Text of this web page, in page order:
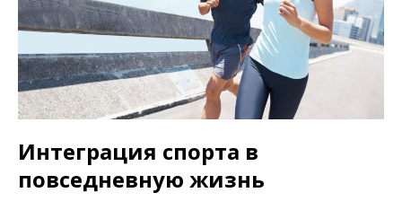
Интеграция спорта в
повседневную жизнь